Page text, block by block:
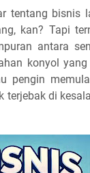
tentang bisnis
kan? Tapi
antara
konyol
pengin
terjebak di